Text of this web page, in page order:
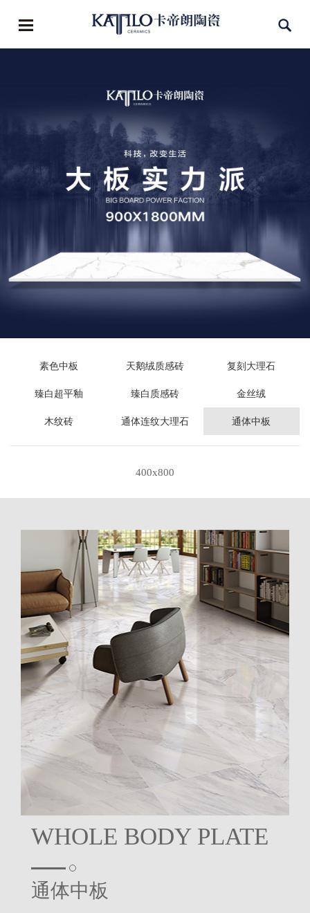
素色中板 天鹅绒质感砖 复刻大理石
臻白超平釉 臻白质感砖 金丝绒
木纹砖 通体连纹大理石 通体中板
400x800
WHOLE BODY PLATE
通体中板